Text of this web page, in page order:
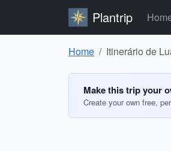
Plantrip
Home Itinerário de
Make this trip your
Create your own free,